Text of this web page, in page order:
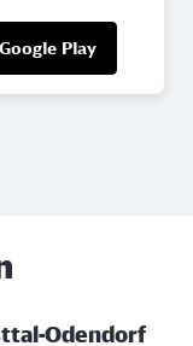
Play
Odendorf